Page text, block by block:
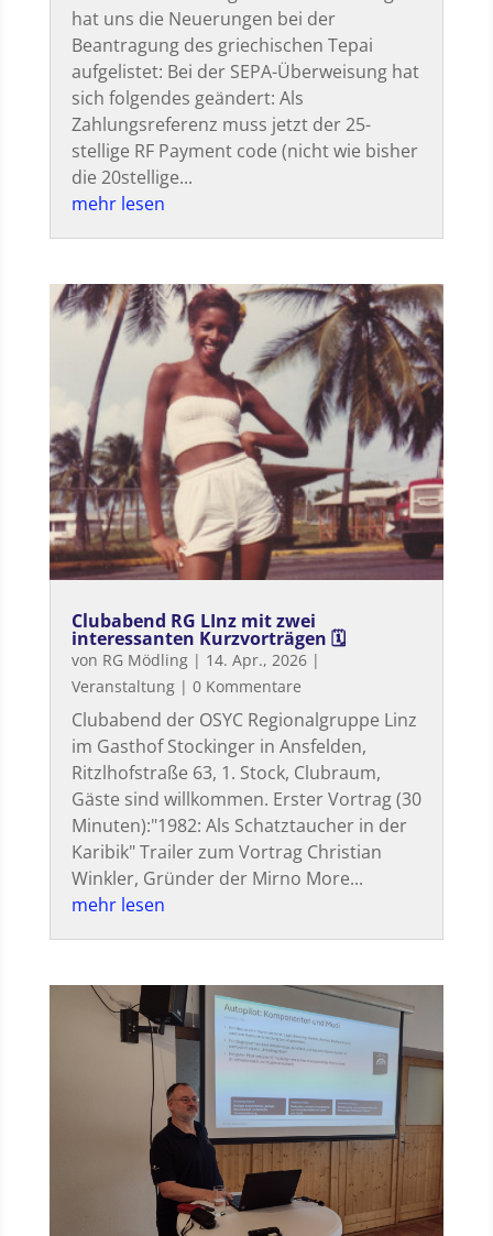
hat uns die Neuerungen bei der
Beantragung des griechischen Tepai
aufgelistet: Bei der SEPA-Überweisung hat
sich folgendes geändert: Als
Zahlungsreferenz muss jetzt der 25-
stellige RF Payment code (nicht wie bisher
die 20stellige...
mehr lesen
Clubabend RG LInz mit zwei
interessanten Kurzvorträgen 🗓
von RG Mödling| 14. Apr., 2026|
Veranstaltung| 0 Kommentare
Clubabend der OSYC Regionalgruppe Linz
im Gasthof Stockinger in Ansfelden,
Ritzlhofstraße 63, 1. Stock, Clubraum,
Gäste sind willkommen. Erster Vortrag (30
Minuten):"1982: Als Schatztaucher in der
Karibik" Trailer zum Vortrag Christian
Winkler, Gründer der Mirno More...
mehr lesen